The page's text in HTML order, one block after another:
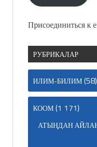
Присоединиться к
РУБРИКАЛАР
ИЛИМ-БИЛИМ(58)
КООМ(1 171)
АТЫҢДАН